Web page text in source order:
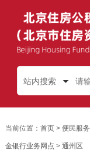
站内搜索
当前位置： 首页> 便民服务
金银行业务网点 > 通州区